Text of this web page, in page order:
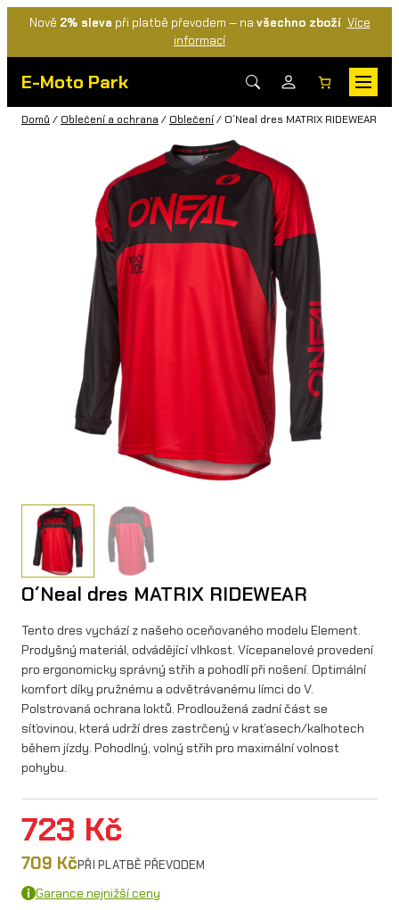
Nově 2% sleva při platbě převodem — na všechno zboží Více
informací
E-Moto Park
Domů / Oblečení a ochrana / Oblečení/ O´Neal dres MATRIX RIDEWEAR
O´Neal dres MATRIX RIDEWEAR
Tento dres vychází z našeho oceňovaného modelu Element.
Prodyšný materiál, odvádějící vlhkost. Vícepanelové provedení
pro ergonomicky správný střih a pohodlí při nošení. Optimální
komfort díky pružnému a odvětrávanému límci do V.
Polstrovaná ochrana loktů. Prodloužená zadní část se
síťovinou, která udrží dres zastrčený v kraťasech/kalhotech
během jízdy. Pohodlný, volný střih pro maximální volnost
pohybu.
723 Kč
709 KčPŘI PLATBĚ PŘEVODEM
Garance nejnižší ceny